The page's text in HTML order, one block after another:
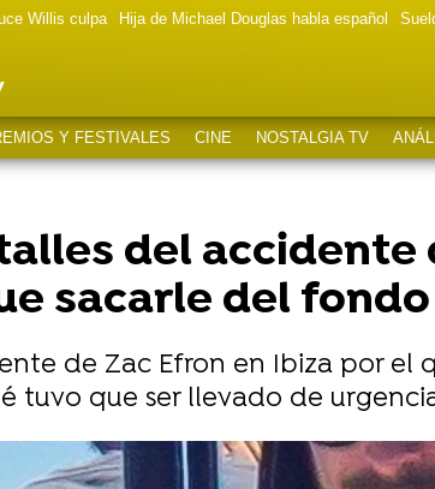
Willis culpa Hija de Michael Douglas habla español
Y FESTIVALES CINE NOSTALGIA TV
del accidente
sacarle del
de Zac Efron en Ibiza por
tuvo que ser llevado de